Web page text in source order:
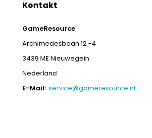
Kontakt
GameResource
Archimedesbaan 12 -4
3439 ME Nieuwegein
Nederland
E-Mail: service@gameresource.nl